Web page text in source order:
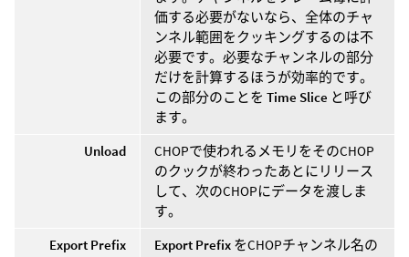
価する必要がないなら、全体のチャ
ンネル範囲をクッキングするのは不
必要です。必要なチャンネルの部分
だけを計算するほうが効率的です。
この部分のことを Time Slice と呼び
ます。
Unload
CHOPで使われるメモリをそのCHOP
のクックが終わったあとにリリース
して、次のCHOPにデータを渡しま
す。
Export Prefix
Export Prefix をCHOPチャンネル名の